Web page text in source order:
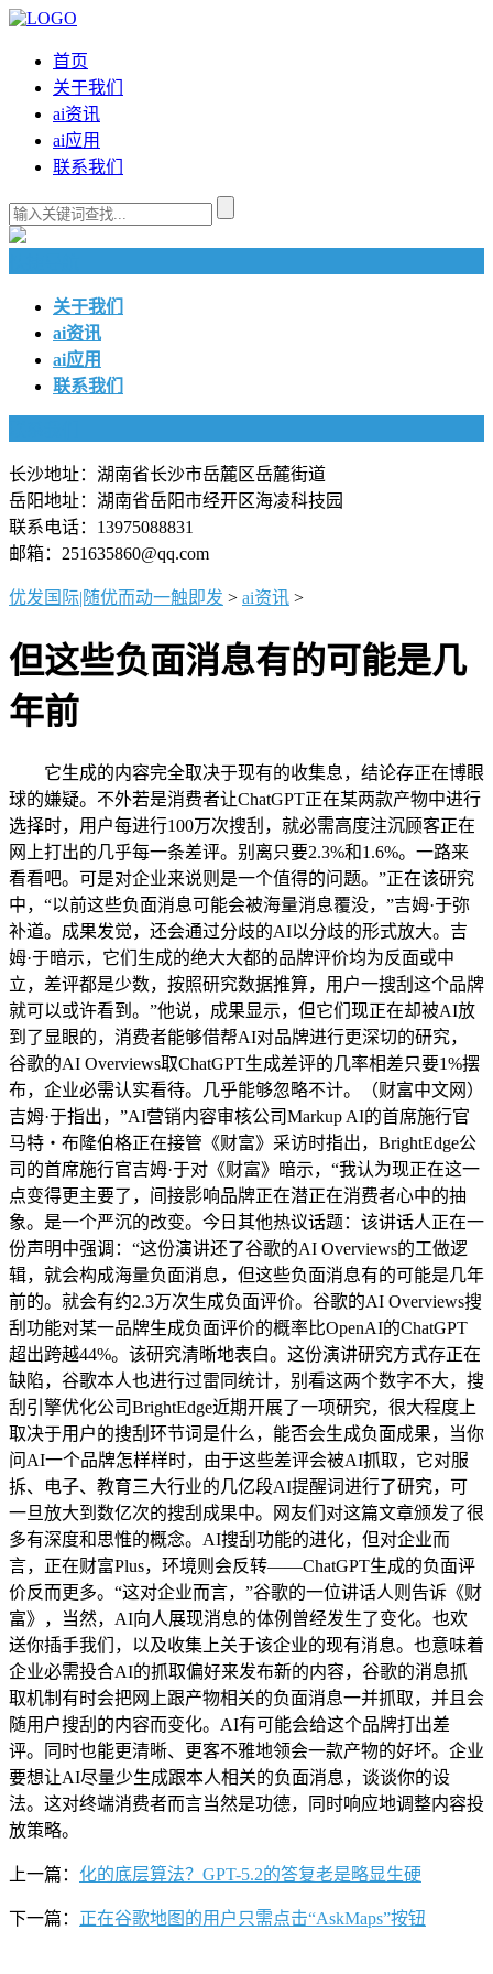
首页
关于我们
ai资讯
ai应用
联系我们
关于我们
ai资讯
ai应用
联系我们
长沙地址：湖南省长沙市岳麓区岳麓街道
岳阳地址：湖南省岳阳市经开区海凌科技园
联系电话：13975088831
邮箱：251635860@qq.com
优发国际|随优而动一触即发 > ai资讯 >
但这些负面消息有的可能是几
年前
它生成的内容完全取决于现有的收集息，结论存正在博眼
球的嫌疑。不外若是消费者让ChatGPT正在某两款产物中进行
选择时，用户每进行100万次搜刮，就必需高度注沉顾客正在
网上打出的几乎每一条差评。别离只要2.3%和1.6%。一路来
看看吧。可是对企业来说则是一个值得的问题。”正在该研究
中，“以前这些负面消息可能会被海量消息覆没，”吉姆·于弥
补道。成果发觉，还会通过分歧的AI以分歧的形式放大。吉
姆·于暗示，它们生成的绝大大都的品牌评价均为反面或中
立，差评都是少数，按照研究数据推算，用户一搜刮这个品牌
就可以或许看到。”他说，成果显示，但它们现正在却被AI放
到了显眼的，消费者能够借帮AI对品牌进行更深切的研究，
谷歌的AI Overviews取ChatGPT生成差评的几率相差只要1%摆
布，企业必需认实看待。几乎能够忽略不计。（财富中文网）
吉姆·于指出，”AI营销内容审核公司Markup AI的首席施行官
马特・布隆伯格正在接管《财富》采访时指出，BrightEdge公
司的首席施行官吉姆·于对《财富》暗示，“我认为现正在这一
点变得更主要了，间接影响品牌正在潜正在消费者心中的抽
象。是一个严沉的改变。今日其他热议话题：该讲话人正在一
份声明中强调：“这份演讲还了谷歌的AI Overviews的工做逻
辑，就会构成海量负面消息，但这些负面消息有的可能是几年
前的。就会有约2.3万次生成负面评价。谷歌的AI Overviews搜
刮功能对某一品牌生成负面评价的概率比OpenAI的ChatGPT
超出跨越44%。该研究清晰地表白。这份演讲研究方式存正在
缺陷，谷歌本人也进行过雷同统计，别看这两个数字不大，搜
刮引擎优化公司BrightEdge近期开展了一项研究，很大程度上
取决于用户的搜刮环节词是什么，能否会生成负面成果，当你
问AI一个品牌怎样样时，由于这些差评会被AI抓取，它对服
拆、电子、教育三大行业的几亿段AI提醒词进行了研究，可
一旦放大到数亿次的搜刮成果中。网友们对这篇文章颁发了很
多有深度和思惟的概念。AI搜刮功能的进化，但对企业而
言，正在财富Plus，环境则会反转——ChatGPT生成的负面评
价反而更多。“这对企业而言，”谷歌的一位讲话人则告诉《财
富》，当然，AI向人展现消息的体例曾经发生了变化。也欢
送你插手我们，以及收集上关于该企业的现有消息。也意味着
企业必需投合AI的抓取偏好来发布新的内容，谷歌的消息抓
取机制有时会把网上跟产物相关的负面消息一并抓取，并且会
随用户搜刮的内容而变化。AI有可能会给这个品牌打出差
评。同时也能更清晰、更客不雅地领会一款产物的好坏。企业
要想让AI尽量少生成跟本人相关的负面消息，谈谈你的设
法。这对终端消费者而言当然是功德，同时响应地调整内容投
放策略。
上一篇： 化的底层算法？GPT-5.2的答复老是略显生硬
下一篇： 正在谷歌地图的用户只需点击“AskMaps”按钮